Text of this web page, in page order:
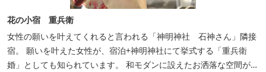
花の小宿 重兵衛
女性の願いを叶えてくれると言われる「神明神社 石神さん」隣接
宿。 願いを叶えた女性が、宿泊+神明神社にて挙式する「重兵衛
婚」としても知られています。 和モダンに設えたお洒落な空間が女